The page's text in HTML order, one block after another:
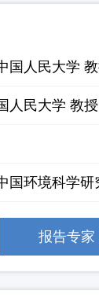
国人民大学
人民大学 教授
国环境科学
报告专家